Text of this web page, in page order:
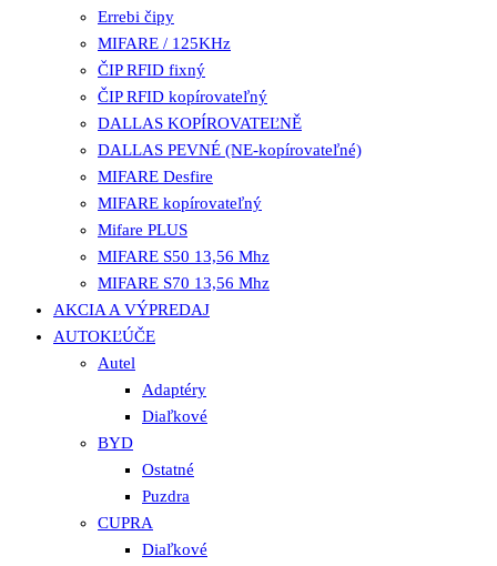
Errebi čipy
MIFARE / 125KHz
ČIP RFID fixný
ČIP RFID kopírovateľný
DALLAS KOPÍROVATEĽNĚ
DALLAS PEVNÉ (NE-kopírovateľné)
MIFARE Desfire
MIFARE kopírovateľný
Mifare PLUS
MIFARE S50 13,56 Mhz
MIFARE S70 13,56 Mhz
AKCIA A VÝPREDAJ
AUTOKĽÚČE
Autel
Adaptéry
Diaľkové
BYD
Ostatné
Puzdra
CUPRA
Diaľkové